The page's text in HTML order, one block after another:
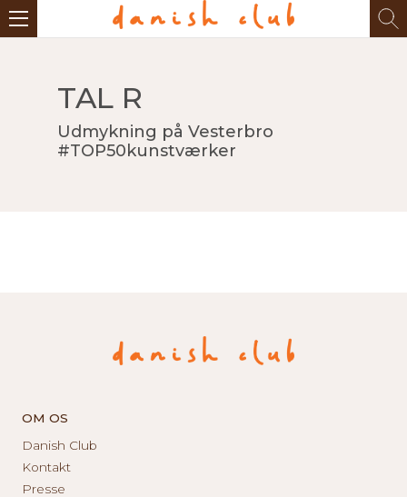
TAL R
Udmykning på Vesterbro
#TOP50kunstværker
OM OS
Danish Club
Kontakt
Presse